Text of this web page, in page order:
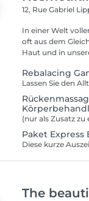
12, Rue Gabriel
In einer Welt
oft aus dem
Haut und in
Rebalacing
Paket Express
The